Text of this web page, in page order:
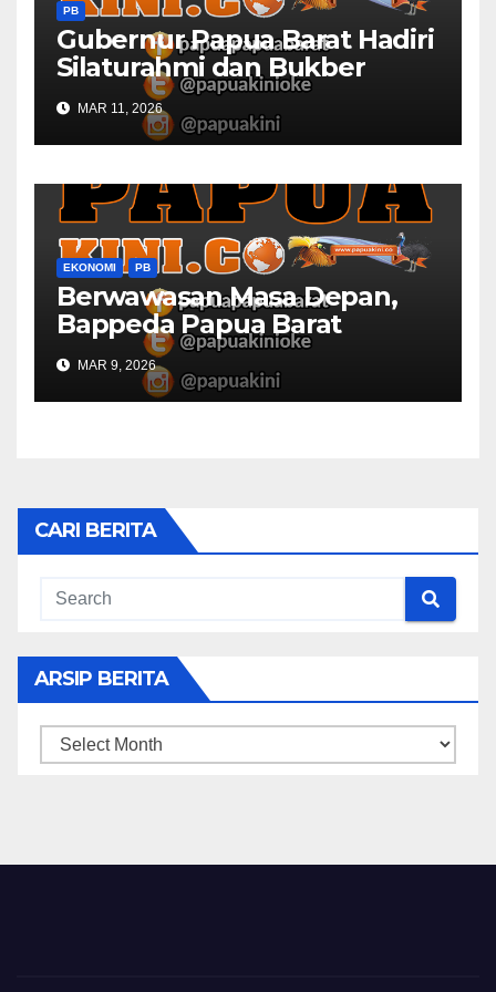
PB
Gubernur Papua Barat Hadiri
Silaturahmi dan Bukber
Bersama DPR RI dan
Mendagri di IPDN
MAR 11, 2026
EKONOMI PB
Berwawasan Masa Depan,
Bappeda Papua Barat
Konsultasi Publik RKPD 2027
MAR 9, 2026
CARI BERITA
ARSIP BERITA
ARSIP